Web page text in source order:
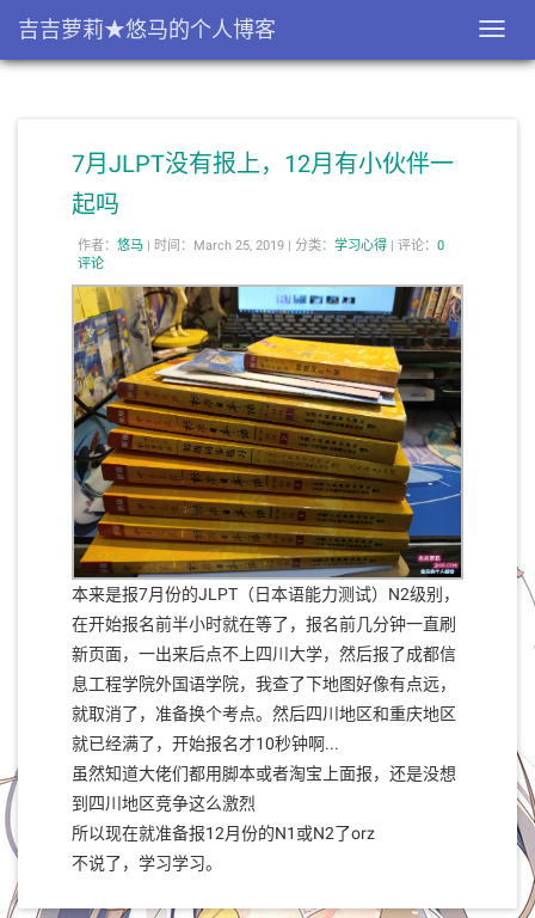
吉吉萝莉★悠马的个人博客
7月JLPT没有报上，12月有小伙伴一
起吗
作者： 悠马 | 时间：March 25, 2019 | 分类： 学习心得 | 评论： 0
评论
本来是报7月份的JLPT（日本语能力测试）N2级别，
在开始报名前半小时就在等了，报名前几分钟一直刷
新页面，一出来后点不上四川大学，然后报了成都信
息工程学院外国语学院，我查了下地图好像有点远，
就取消了，准备换个考点。然后四川地区和重庆地区
就已经满了，开始报名才10秒钟啊...
虽然知道大佬们都用脚本或者淘宝上面报，还是没想
到四川地区竞争这么激烈
所以现在就准备报12月份的N1或N2了orz
不说了，学习学习。